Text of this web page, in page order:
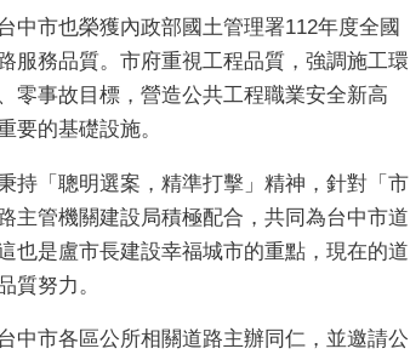
中市也榮獲內政部國土管理署112年度全國
服務品質。市府重視工程品質，強調施工環
零事故目標，營造公共工程職業安全新高
要的基礎設施。
持「聰明選案，精準打擊」精神，針對「市
主管機關建設局積極配合，共同為台中市道
也是盧市長建設幸福城市的重點，現在的道
質努力。
中市各區公所相關道路主辦同仁，並邀請公